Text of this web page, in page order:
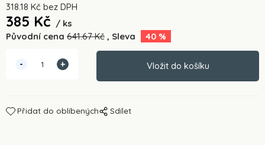
318.18 Kč bez DPH
385 Kč
ks
Původní cena 641.67Kč Sleva 40 %
Přidat do oblíbených Sdílet